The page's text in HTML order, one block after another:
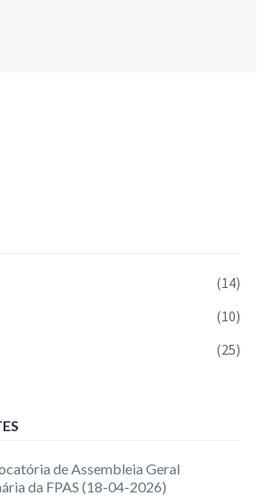
(14)
(10)
(25)
de Assembleia Geral
da FPAS (18-04-2026)